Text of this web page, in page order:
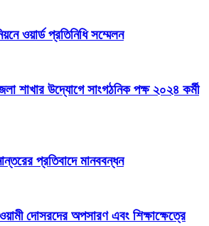
ওয়ার্ড প্রতিনিধি সম্মেলন
শাখার উদ্যোগে সাংগঠনিক পক্ষ ২০২৪ কর্মী
প্রতিবাদে মানববন্ধন
দোসরদের অপসারণ এবং শিক্ষাক্ষেত্রে